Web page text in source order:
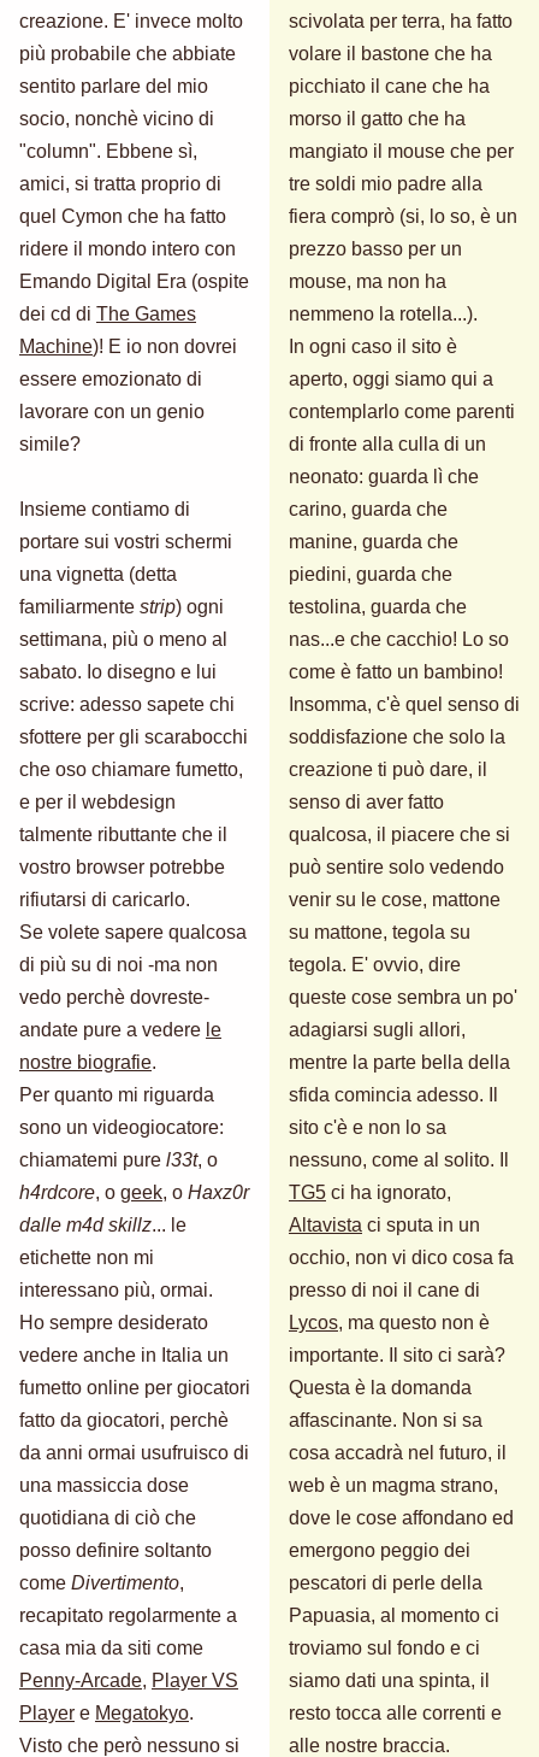
creazione. E' invece molto
più probabile che abbiate
sentito parlare del mio
socio, nonchè vicino di
"column". Ebbene sì,
amici, si tratta proprio di
quel Cymon che ha fatto
ridere il mondo intero con
Emando Digital Era (ospite
dei cd di The Games
Machine)! E io non dovrei
essere emozionato di
lavorare con un genio
simile?
Insieme contiamo di
portare sui vostri schermi
una vignetta (detta
familiarmente strip) ogni
settimana, più o meno al
sabato. Io disegno e lui
scrive: adesso sapete chi
sfottere per gli scarabocchi
che oso chiamare fumetto,
e per il webdesign
talmente ributtante che il
vostro browser potrebbe
rifiutarsi di caricarlo.
Se volete sapere qualcosa
di più su di noi -ma non
vedo perchè dovreste-
andate pure a vedere le
nostre biografie.
Per quanto mi riguarda
sono un videogiocatore:
chiamatemi pure l33t, o
h4rdcore, o geek, o Haxz0r
dalle m4d skillz... le
etichette non mi
interessano più, ormai.
Ho sempre desiderato
vedere anche in Italia un
fumetto online per giocatori
fatto da giocatori, perchè
da anni ormai usufruisco di
una massiccia dose
quotidiana di ciò che
posso definire soltanto
come Divertimento,
recapitato regolarmente a
casa mia da siti come
Penny-Arcade, Player VS
Player e Megatokyo.
Visto che però nessuno si
scivolata per terra, ha fatto
volare il bastone che ha
picchiato il cane che ha
morso il gatto che ha
mangiato il mouse che per
tre soldi mio padre alla
fiera comprò (si, lo so, è un
prezzo basso per un
mouse, ma non ha
nemmeno la rotella...).
In ogni caso il sito è
aperto, oggi siamo qui a
contemplarlo come parenti
di fronte alla culla di un
neonato: guarda lì che
carino, guarda che
manine, guarda che
piedini, guarda che
testolina, guarda che
nas...e che cacchio! Lo so
come è fatto un bambino!
Insomma, c'è quel senso di
soddisfazione che solo la
creazione ti può dare, il
senso di aver fatto
qualcosa, il piacere che si
può sentire solo vedendo
venir su le cose, mattone
su mattone, tegola su
tegola. E' ovvio, dire
queste cose sembra un po'
adagiarsi sugli allori,
mentre la parte bella della
sfida comincia adesso. Il
sito c'è e non lo sa
nessuno, come al solito. Il
TG5 ci ha ignorato,
Altavista ci sputa in un
occhio, non vi dico cosa fa
presso di noi il cane di
Lycos, ma questo non è
importante. Il sito ci sarà?
Questa è la domanda
affascinante. Non si sa
cosa accadrà nel futuro, il
web è un magma strano,
dove le cose affondano ed
emergono peggio dei
pescatori di perle della
Papuasia, al momento ci
troviamo sul fondo e ci
siamo dati una spinta, il
resto tocca alle correnti e
alle nostre braccia.